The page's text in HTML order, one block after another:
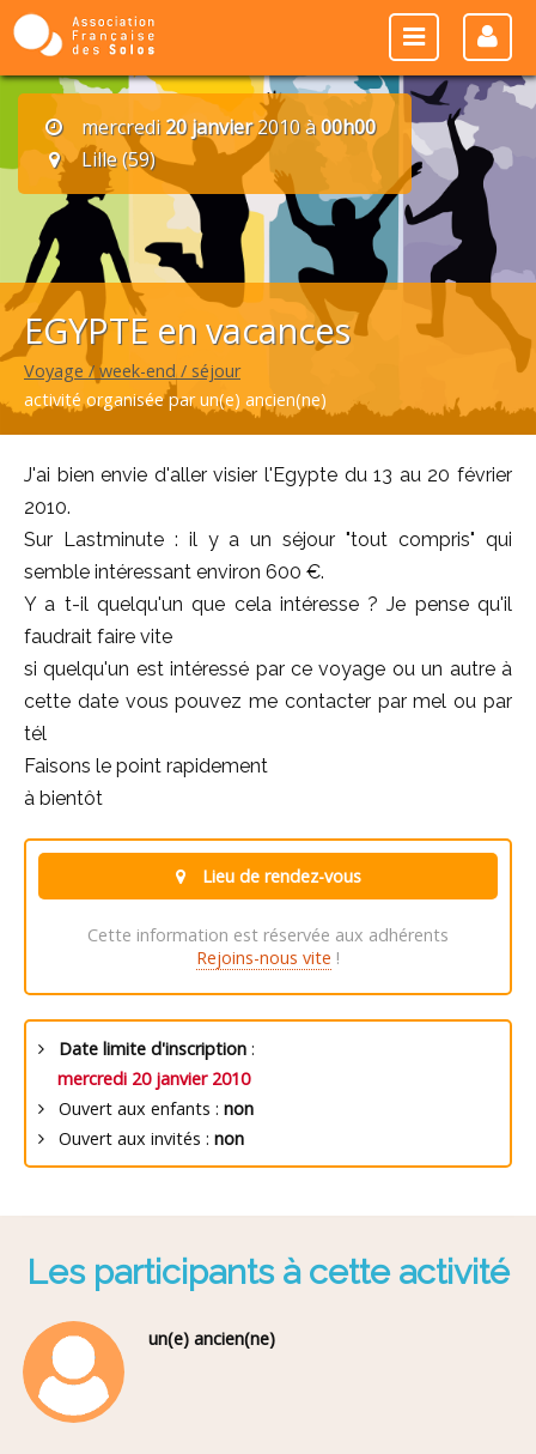
mercredi20 janvier2010 à00h00
Lille (59)
EGYPTE en vacances
Voyage / week-end / séjour
activité organisée par un(e) ancien(ne)
J'ai bien envie d'aller visier l'Egypte du 13 au 20 février
2010.
Sur Lastminute : il y a un séjour "tout compris" qui
semble intéressant environ 600 €.
Y a t-il quelqu'un que cela intéresse ? Je pense qu'il
faudrait faire vite
si quelqu'un est intéressé par ce voyage ou un autre à
cette date vous pouvez me contacter par mel ou par
tél
Faisons le point rapidement
à bientôt
Lieu de rendez-vous
Cette information est réservée aux adhérents
Rejoins-nous vite !
Date limite d'inscription :
mercredi 20 janvier 2010
Ouvert aux enfants : non
Ouvert aux invités : non
Les participants à cette activité
un(e) ancien(ne)